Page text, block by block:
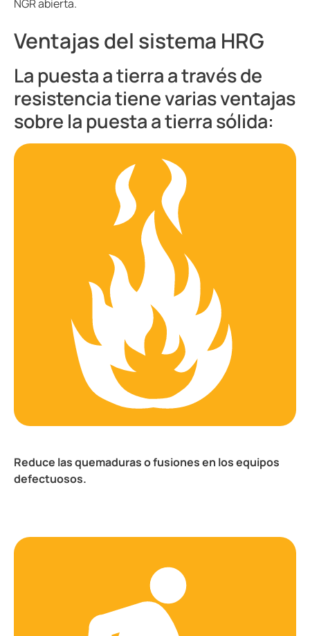
NGR abierta.
Ventajas del sistema HRG
La puesta a tierra a través de
resistencia tiene varias ventajas
sobre la puesta a tierra sólida:
Reduce las quemaduras o fusiones en los equipos
defectuosos.